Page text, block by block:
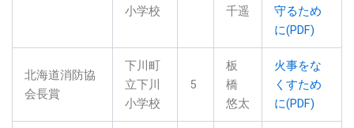
小学校
千遥
守るため
に(PDF)
北海道消防協
会長賞
下川町
立下川
小学校
5
板
橋
悠太
火事をな
くすため
に(PDF)